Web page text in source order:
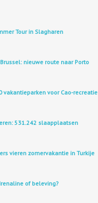
Tour in Slagharen
nieuwe route naar Porto
vakantieparken voor Cao-recreatie
531.242 slaapplaatsen
vieren zomervakantie in Turkije
of beleving?